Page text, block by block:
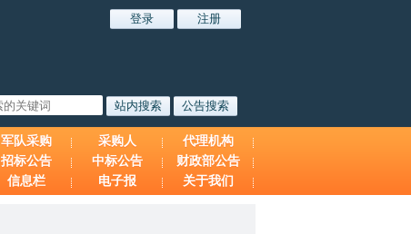
军队采购 采购人
代理机构
招标公告 中标公告
财政部公告
信息栏 电子报 关于我们